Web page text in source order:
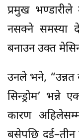
प्रमुख
नसक्ने समस्या
बनाउन उक्त
उनले भने, “उन्नत
सिन्ड्रोम’ भन्ने
कारण